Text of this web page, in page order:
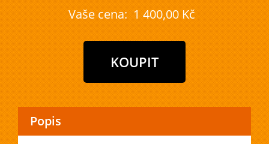
Vaše cena: 1 400,00 Kč
Popis